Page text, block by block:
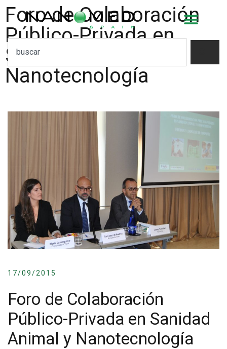
Foro de Colaboración
Público-Privada en
Sanidad Animal y
Nanotecnología
17/09/2015
Foro de Colaboración
Público-Privada en Sanidad
Animal y Nanotecnología